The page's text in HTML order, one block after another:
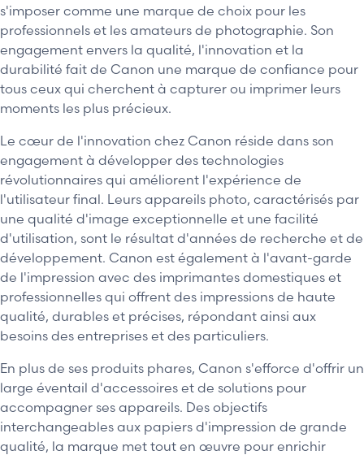
s'imposer comme une marque de choix pour les
professionnels et les amateurs de photographie. Son
engagement envers la qualité, l'innovation et la
durabilité fait de Canon une marque de confiance pour
tous ceux qui cherchent à capturer ou imprimer leurs
moments les plus précieux.
Le cœur de l'innovation chez Canon réside dans son
engagement à développer des technologies
révolutionnaires qui améliorent l'expérience de
l'utilisateur final. Leurs appareils photo, caractérisés par
une qualité d'image exceptionnelle et une facilité
d'utilisation, sont le résultat d'années de recherche et de
développement. Canon est également à l'avant-garde
de l'impression avec des imprimantes domestiques et
professionnelles qui offrent des impressions de haute
qualité, durables et précises, répondant ainsi aux
besoins des entreprises et des particuliers.
En plus de ses produits phares, Canon s'efforce d'offrir un
large éventail d'accessoires et de solutions pour
accompagner ses appareils. Des objectifs
interchangeables aux papiers d'impression de grande
qualité, la marque met tout en œuvre pour enrichir